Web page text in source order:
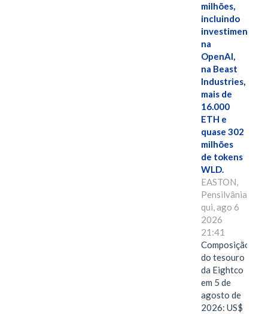
milhões,
incluindo
investimentos
na
OpenAI,
na Beast
Industries,
mais de
16.000
ETH e
quase 302
milhões
de tokens
WLD.
EASTON,
Pensilvânia,
qui, ago 6
2026
21:41
Composição
do tesouro
da Eightco
em 5 de
agosto de
2026: US$